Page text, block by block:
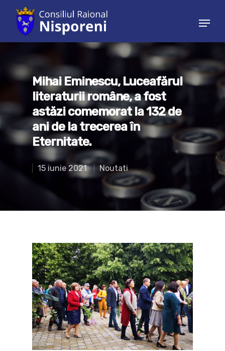
Hit enter to search or ESC to close
Mihai Eminescu, Luceafărul
literaturii române, a fost
astăzi comemorat la 132 de
ani de la trecerea în
Eternitate.
15 iunie 2021 Noutati